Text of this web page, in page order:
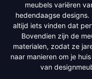
meubels variëren
hedendaagse
altijd iets vinden dat
Bovendien zijn de
materialen, zodat ze
naar manieren om je
van